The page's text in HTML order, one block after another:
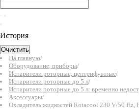
История
Очистить
На главную/
Оборудование, приборы/
Испарители роторные, центрифужные/
Испарители роторные до 5 л/
Испарители роторные до 5 л: временно
Аксессуары/
Охладитель жидкостей Rotacool 230 V/50 Hz,